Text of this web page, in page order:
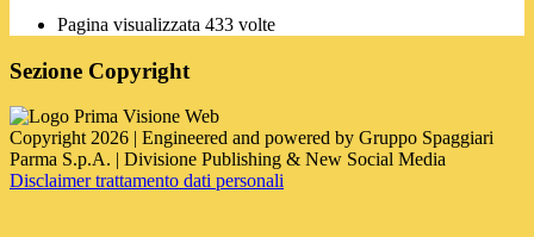
Pagina visualizzata 433 volte
Sezione Copyright
Copyright 2026 | Engineered and powered by Gruppo Spaggiari
Parma S.p.A. | Divisione Publishing & New Social Media
Disclaimer trattamento dati personali